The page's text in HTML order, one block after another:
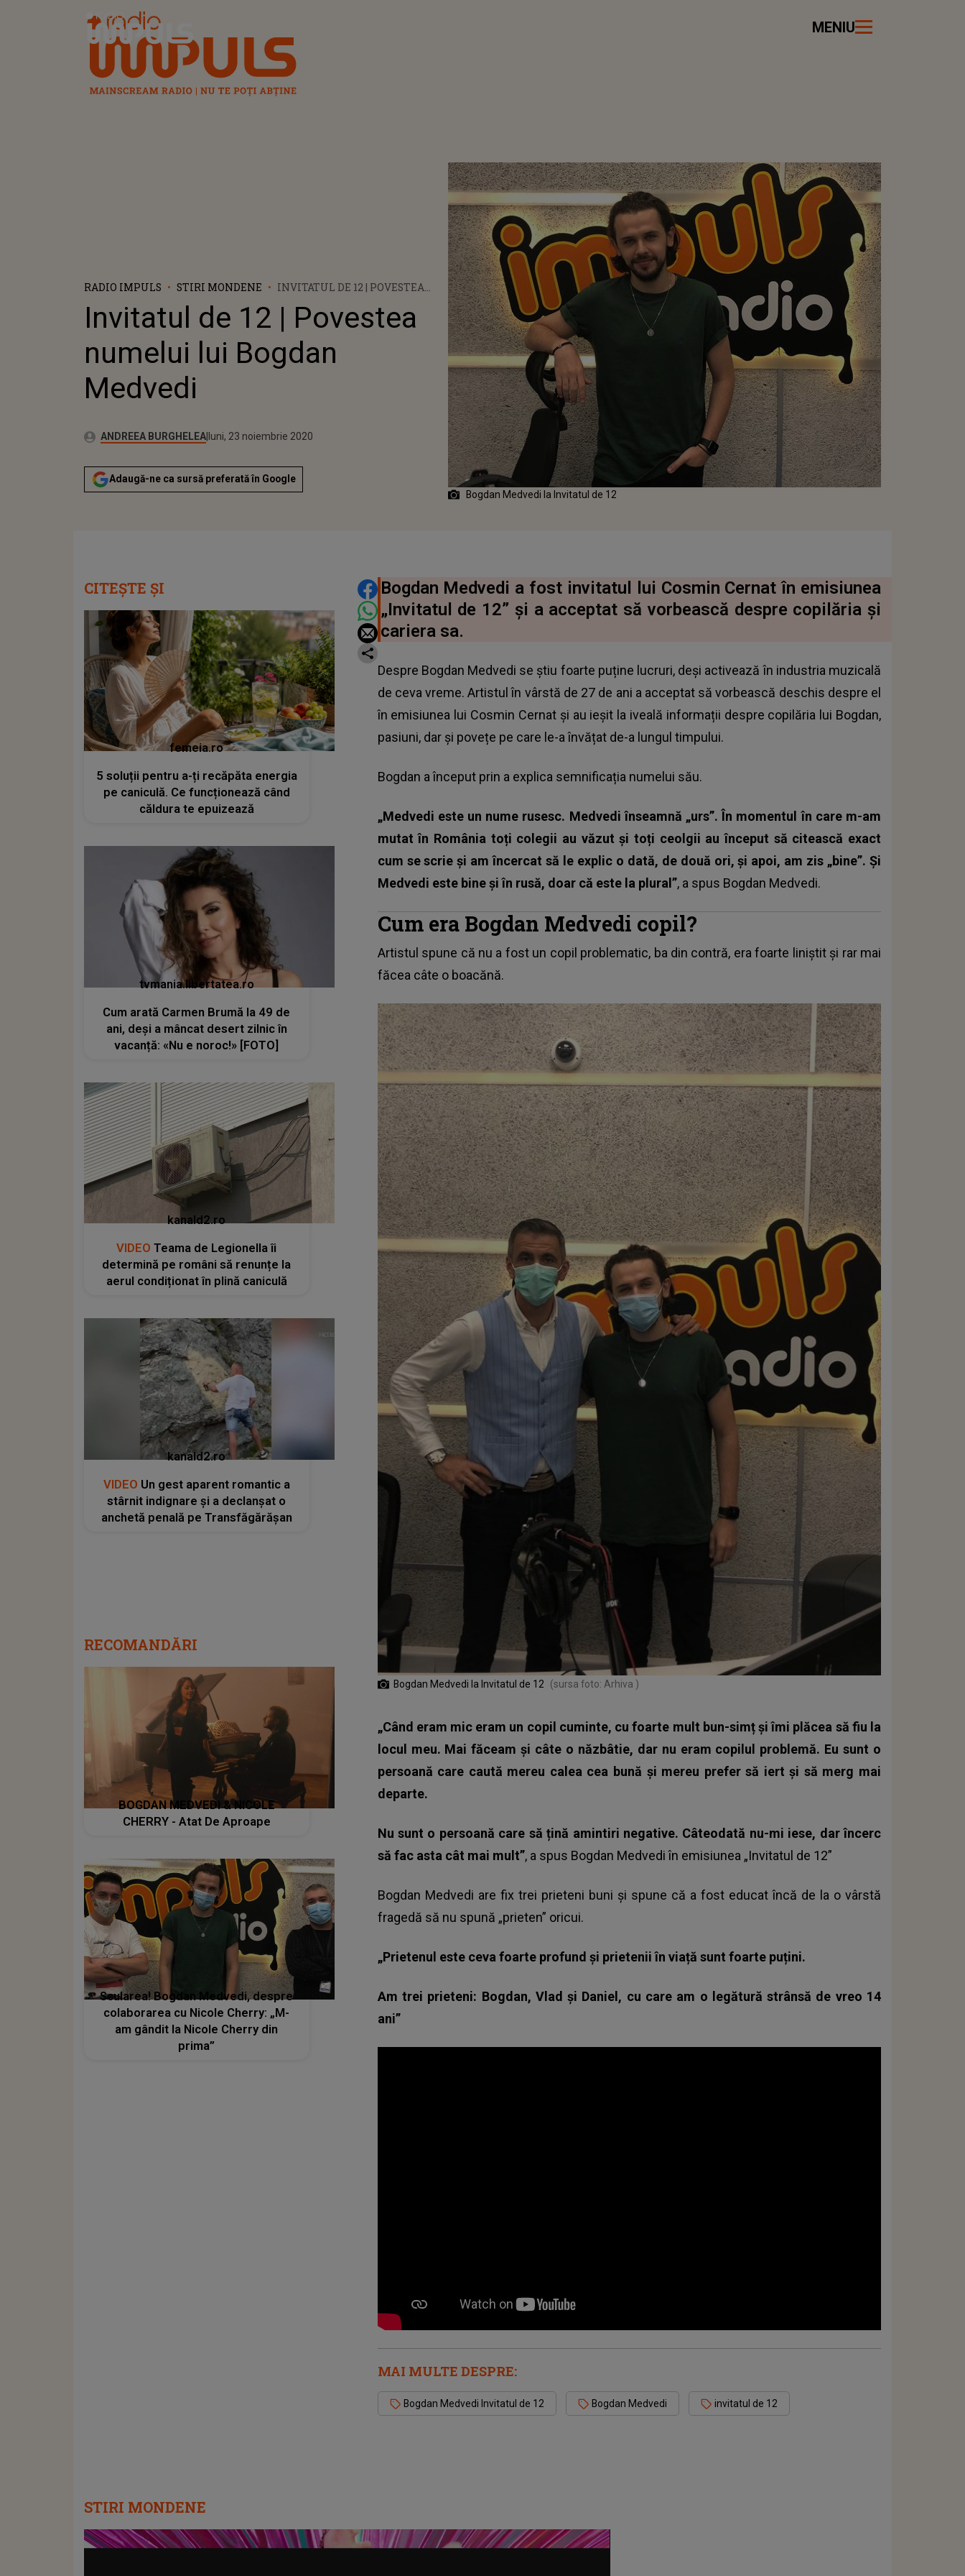
Radio Impuls MENIU
RADIO IMPULS STIRI MONDENE
INVITATUL DE 12 | POVESTEA
MEDVEDI
Invitatul de 12 | Povestea
numelui lui Bogdan
Medvedi
Autor:ANDREEA BURGHELEAPublicat:
luni, 23 noiembrie 2020
Actualizat:
luni, 23 noiembrie 2020
Adaugă-ne ca sursă preferată în Google
Bogdan Medvedi la Invitatul de 12
DISTRIBUIE ARTICOLUL
Bogdan Medvedi a fost invitatul lui Cosmin Cernat în emisiunea
„Invitatul de 12” și a acceptat să vorbească despre copilăria și
cariera sa.
Despre Bogdan Medvedi se știu foarte puține lucruri, deși activează în industria muzicală
de ceva vreme. Artistul în vârstă de 27 de ani a acceptat să vorbească deschis despre el
în emisiunea lui Cosmin Cernat și au ieșit la iveală informații despre copilăria lui Bogdan,
pasiuni, dar și povețe pe care le-a învățat de-a lungul timpului.
Bogdan a început prin a explica semnificația numelui său.
„Medvedi este un nume rusesc. Medvedi înseamnă „urs”. În momentul în care m-am
mutat în România toți colegii au văzut și toți ceolgii au început să citească exact
cum se scrie și am încercat să le explic o dată, de două ori, și apoi, am zis „bine”. Și
Medvedi este bine și în rusă, doar că este la plural”, a spus Bogdan Medvedi.
Cum era Bogdan Medvedi copil?
Artistul spune că nu a fost un copil problematic, ba din contră, era foarte liniștit și rar mai
făcea câte o boacănă.
Bogdan Medvedi la Invitatul de 12 (sursa foto: Arhiva )
„Când eram mic eram un copil cuminte, cu foarte mult bun-simț și îmi plăcea să fiu la
locul meu. Mai făceam și câte o năzbâtie, dar nu eram copilul problemă. Eu sunt o
persoană care caută mereu calea cea bună și mereu prefer să iert și să merg mai
departe.
Nu sunt o persoană care să țină amintiri negative. Câteodată nu-mi iese, dar încerc
să fac asta cât mai mult”, a spus Bogdan Medvedi în emisiunea „Invitatul de 12”
Bogdan Medvedi are fix trei prieteni buni și spune că a fost educat încă de la o vârstă
fragedă să nu spună „prieten” oricui.
„Prietenul este ceva foarte profund și prietenii în viață sunt foarte puțini.
Am trei prieteni: Bogdan, Vlad și Daniel, cu care am o legătură strânsă de vreo 14
ani”
MAI MULTE DESPRE:
Bogdan Medvedi Invitatul de 12 Bogdan Medvedi invitatul de 12
CITEȘTE ȘI
femeia.ro
5 soluții pentru a-ți recăpăta energia
pe caniculă. Ce funcționează când
căldura te epuizează
tvmania.libertatea.ro
Cum arată Carmen Brumă la 49 de
ani, deși a mâncat desert zilnic în
vacanță: «Nu e noroc!» [FOTO]
kanald2.ro
VIDEO Teama de Legionella îi
determină pe români să renunțe la
aerul condiționat în plină caniculă
kanald2.ro
VIDEO Un gest aparent romantic a
stârnit indignare și a declanșat o
anchetă penală pe Transfăgărășan
RECOMANDĂRI
BOGDAN MEDVEDI & NICOLE
CHERRY - Atat De Aproape
Scularea! Bogdan Medvedi, despre
colaborarea cu Nicole Cherry: „M-
am gândit la Nicole Cherry din
prima”
STIRI MONDENE